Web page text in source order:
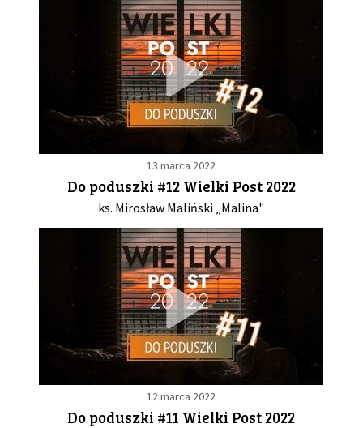
13 marca 2022
Do poduszki #12 Wielki Post 2022
ks. Mirosław Maliński „Malina"
12 marca 2022
Do poduszki #11 Wielki Post 2022